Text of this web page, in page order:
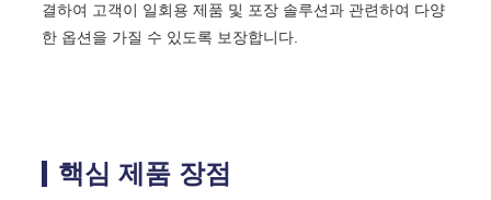
결하여 고객이 일회용 제품 및 포장 솔루션과 관련하여 다양
한 옵션을 가질 수 있도록 보장합니다.
핵심 제품 장점